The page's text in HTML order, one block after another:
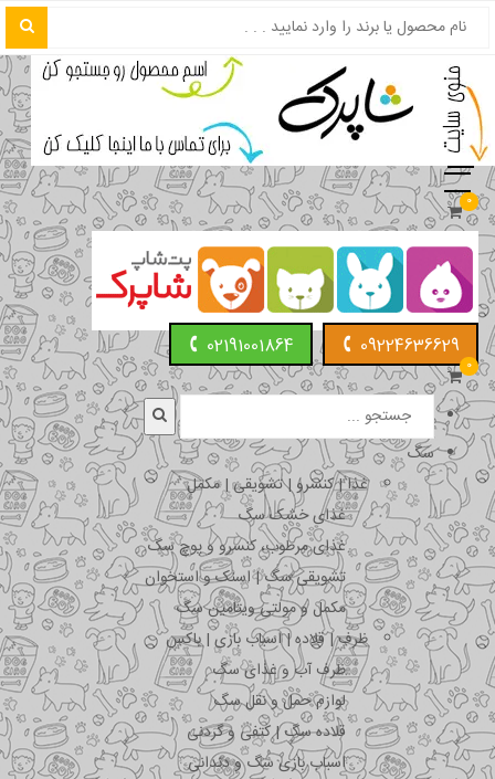
0
09224636629
02191001864
0
سگ
غذا | کنسرو | تشویقی | مکمل
غذای خشک سگ
غذای مرطوب، کنسرو و پوچ سگ
تشویقی سگ | اسنک و استخوان
مکمل و مولتی ویتامین سگ
ظرف | قلاده | اسباب بازی | باکس
ظرف آب و غذای سگ
لوازم حمل و نقل سگ
قلاده سگ | کتفی و گردنی
اسباب بازی سگ و دندانی